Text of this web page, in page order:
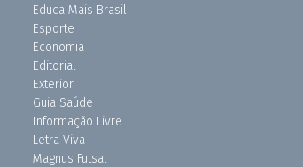
Educa Mais Brasil
Esporte
Economia
Editorial
Exterior
Guia Saúde
Informação Livre
Letra Viva
Magnus Futsal